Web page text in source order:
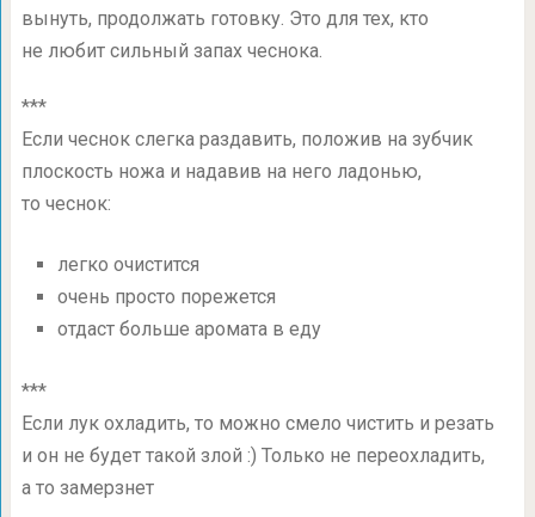
вынуть, продолжать готовку. Это для тех, кто
не любит сильный запах чеснока.
***
Если чеснок слегка раздавить, положив на зубчик
плоскость ножа и надавив на него ладонью,
то чеснок:
легко очистится
очень просто порежется
отдаст больше аромата в еду
***
Если лук охладить, то можно смело чистить и резать
и он не будет такой злой :) Только не переохладить,
а то замерзнет